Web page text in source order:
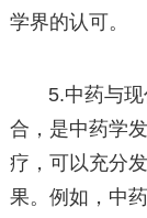
学界的认可。
5.中药与
合，是中药学
疗，可以充分
果。例如，中